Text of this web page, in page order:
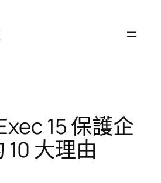
15 保護企
10 大理由